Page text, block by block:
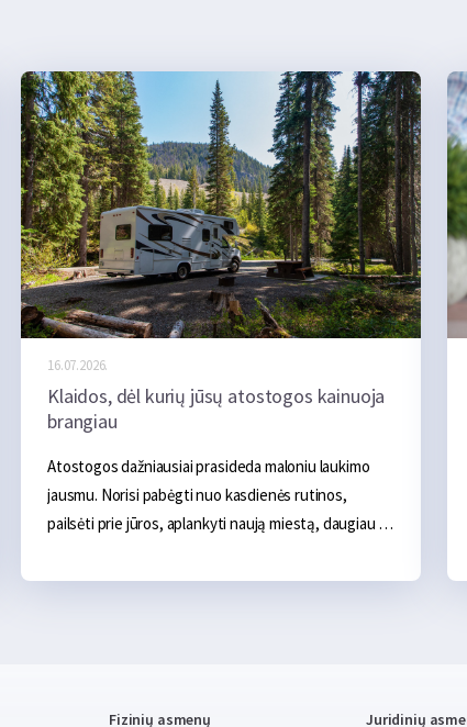
16.07.2026.
Klaidos, dėl kurių jūsų atostogos kainuoja
brangiau
Atostogos dažniausiai prasideda maloniu laukimo
jausmu. Norisi pabėgti nuo kasdienės rutinos,
pailsėti prie jūros, aplankyti naują miestą, daugiau
atsipalaiduoti. Iš pradžių atrodo, kad pagrindinės
ilgainiui susideda į nemažą sumą.
Fizinių asmenų
Juridinių